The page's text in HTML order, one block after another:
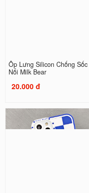
Ốp Lưng Silicon Chống
Nổi Milk Bear
20.000 đ